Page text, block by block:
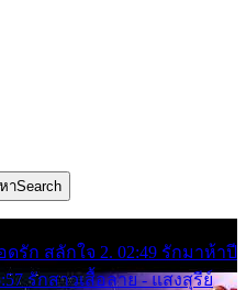
าSearch
ดรัก สลักใจ 2. 02:49 รักมาห้าปี
รักสาวเสื้อลาย - แสงสุรีย์